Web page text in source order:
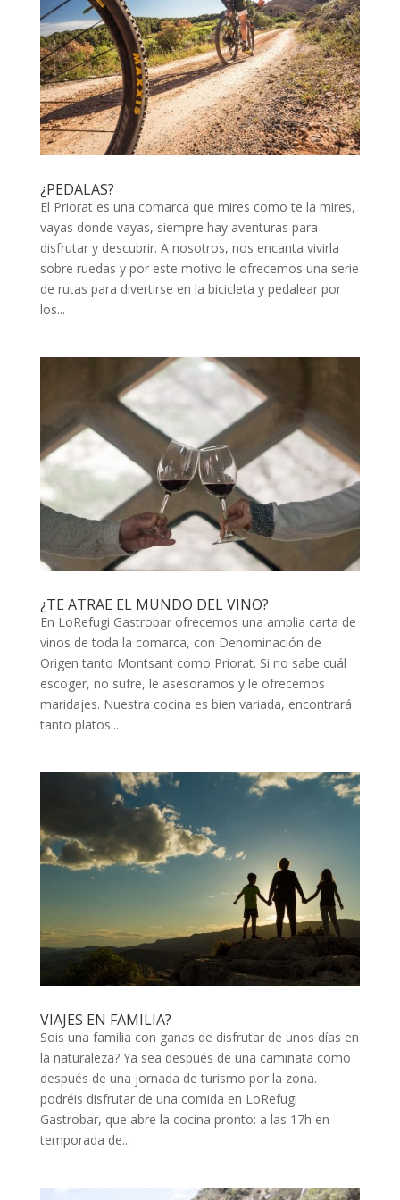
¿PEDALAS?
El Priorat es una comarca que mires como te la mires,
vayas donde vayas, siempre hay aventuras para
disfrutar y descubrir. A nosotros, nos encanta vivirla
sobre ruedas y por este motivo le ofrecemos una serie
de rutas para divertirse en la bicicleta y pedalear por
los...
¿TE ATRAE EL MUNDO DEL VINO?
En LoRefugi Gastrobar ofrecemos una amplia carta de
vinos de toda la comarca, con Denominación de
Origen tanto Montsant como Priorat. Si no sabe cuál
escoger, no sufre, le asesoramos y le ofrecemos
maridajes. Nuestra cocina es bien variada, encontrará
tanto platos...
VIAJES EN FAMILIA?
Sois una familia con ganas de disfrutar de unos días en
la naturaleza? Ya sea después de una caminata como
después de una jornada de turismo por la zona.
podréis disfrutar de una comida en LoRefugi
Gastrobar, que abre la cocina pronto: a las 17h en
temporada de...